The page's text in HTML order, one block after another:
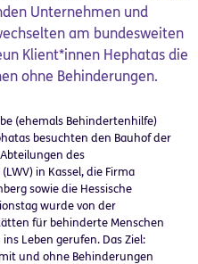
Unternehmen und
am bundesweiten
Klient*innen Hephatas die
ohne Behinderungen.
(ehemals Behindertenhilfe)
besuchten den Bauhof der
des
in Kassel, die Firma
sowie die Hessische
wurde von der
für behinderte Menschen
Leben gerufen. Das Ziel:
und ohne Behinderungen